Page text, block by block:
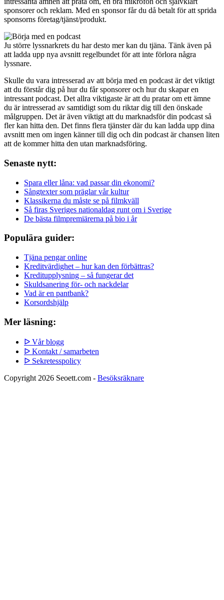
sponsorer och reklam. Med en sponsor får du då betalt för att sprida
sponsorns företag/tjänst/produkt.
Ju större lyssnarkrets du har desto mer kan du tjäna. Tänk även på
att ladda upp nya avsnitt regelbundet för att inte förlora några
lyssnare.
Skulle du vara intresserad av att börja med en podcast är det viktigt
att du förstår dig på hur du får sponsorer och hur du skapar en
intressant podcast. Det allra viktigaste är att du pratar om ett ämne
du är intresserad av samtidigt som du riktar dig till den önskade
målgruppen. Det är även viktigt att du marknadsför din podcast så
fler kan hitta den. Det finns flera tjänster där du kan ladda upp dina
avsnitt men om ingen känner till dig och din podcast är chansen liten
att de kommer hitta den utan marknadsföring.
Senaste nytt:
Spara eller låna: vad passar din ekonomi?
Sångtexter som präglar vår kultur
Klassikerna du måste se på filmkväll
Så firas Sveriges nationaldag runt om i Sverige
De bästa filmpremiärerna på bio i år
Populära guider:
Tjäna pengar online
Kreditvärdighet – hur kan den förbättras?
Kreditupplysning – så fungerar det
Skuldsanering för- och nackdelar
Vad är en pantbank?
Korsordshjälp
Mer läsning:
ᐅ Vår blogg
ᐅ Kontakt / samarbeten
ᐅ Sekretesspolicy
Copyright 2026 Seoett.com - Besöksräknare